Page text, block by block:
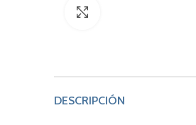
DESCRIPCIÓN